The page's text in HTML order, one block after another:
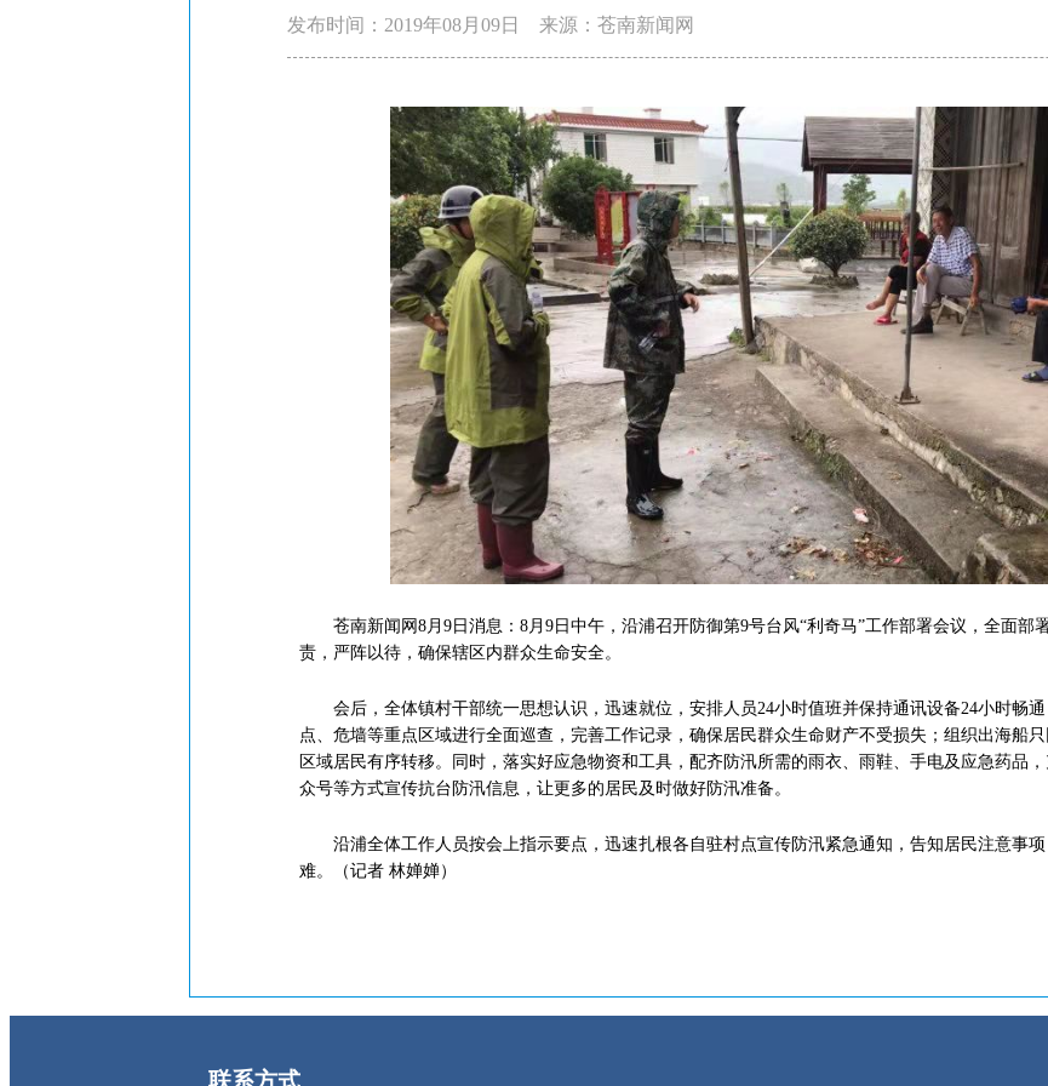
发布时间：2019年08月09日 来源：苍南新闻网
苍南新闻网8月9日消息：8月9日中午，沿浦召开防御第9号台风“利奇马”工作部署会议，全面部
责，严阵以待，确保辖区内群众生命安全。
会后，全体镇村干部统一思想认识，迅速就位，安排人员24小时值班并保持通讯设备24小时畅
点、危墙等重点区域进行全面巡查，完善工作记录，确保居民群众生命财产不受损失；组织出海船
区域居民有序转移。同时，落实好应急物资和工具，配齐防汛所需的雨衣、雨鞋、手电及应急药品
众号等方式宣传抗台防汛信息，让更多的居民及时做好防汛准备。
沿浦全体工作人员按会上指示要点，迅速扎根各自驻村点宣传防汛紧急通知，告知居民注意事项
难。（记者 林婵婵）
联系方式